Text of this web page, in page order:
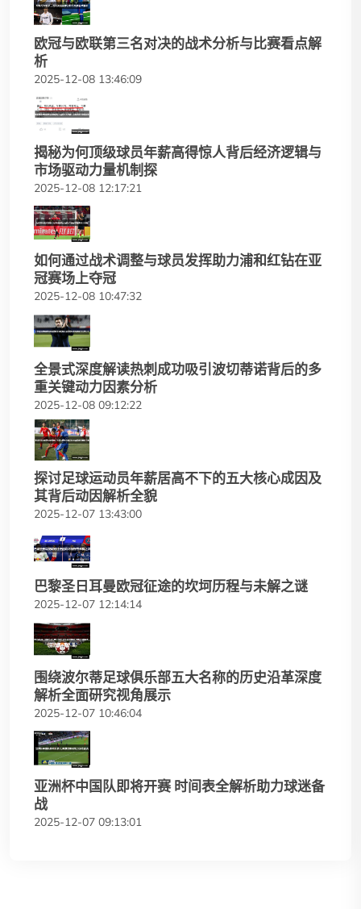
欧冠与欧联第三名对决的战术分析与比赛看点解
析
2025-12-08 13:46:09
揭秘为何顶级球员年薪高得惊人背后经济逻辑与
市场驱动力量机制探
2025-12-08 12:17:21
如何通过战术调整与球员发挥助力浦和红钻在亚
冠赛场上夺冠
2025-12-08 10:47:32
全景式深度解读热刺成功吸引波切蒂诺背后的多
重关键动力因素分析
2025-12-08 09:12:22
探讨足球运动员年薪居高不下的五大核心成因及
其背后动因解析全貌
2025-12-07 13:43:00
巴黎圣日耳曼欧冠征途的坎坷历程与未解之谜
2025-12-07 12:14:14
围绕波尔蒂足球俱乐部五大名称的历史沿革深度
解析全面研究视角展示
2025-12-07 10:46:04
亚洲杯中国队即将开赛 时间表全解析助力球迷备
战
2025-12-07 09:13:01